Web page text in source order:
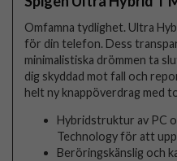
Omfamna tydlighet. Ultra
för din telefon. Dess
minimalistiska drömmen ta
dig skyddad mot fall och
helt ny knappöverdrag med
Hybridstruktur av PC
Technology för att
Beröringskänslig och